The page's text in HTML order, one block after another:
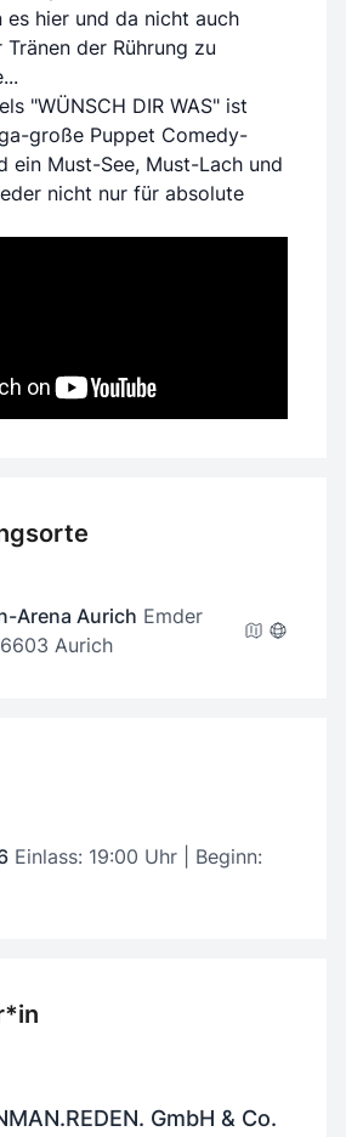
es hier und da nicht auch
der Rührung zu
"WÜNSCH DIR WAS" ist
große Puppet Comedy-
ein Must-See, Must-Lach und
nicht nur für absolute
Arena Aurich Emder
Aurich
Einlass: 19:00 Uhr | Beginn:
GmbH & Co.